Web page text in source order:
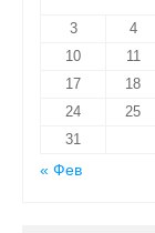
3
4
10
11
17
18
24
25
31
« Фев